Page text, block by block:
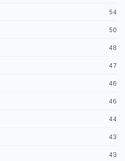
54
50
48
47
46
46
44
43
43